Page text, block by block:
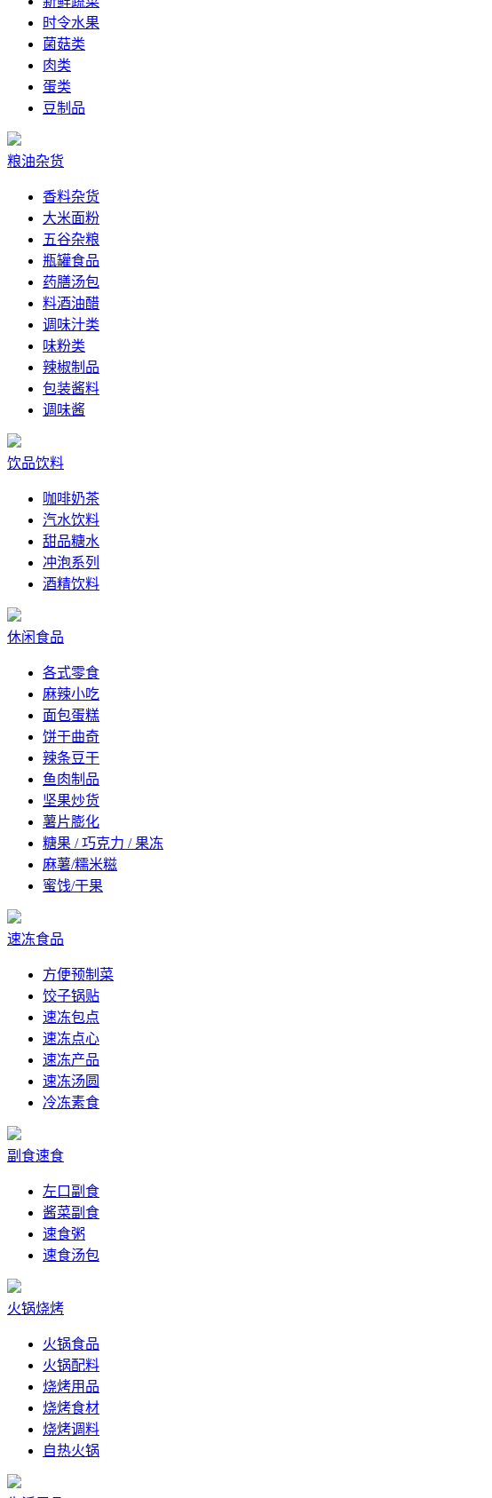
时令水果
菌菇类
肉类
蛋类
豆制品
粮油杂货
香料杂货
大米面粉
五谷杂粮
瓶罐食品
药膳汤包
料酒油醋
调味汁类
味粉类
辣椒制品
包装酱料
调味酱
饮品饮料
咖啡奶茶
汽水饮料
甜品糖水
冲泡系列
酒精饮料
休闲食品
各式零食
麻辣小吃
面包蛋糕
饼干曲奇
辣条豆干
鱼肉制品
坚果炒货
薯片膨化
糖果 / 巧克力 / 果冻
麻薯/糯米糍
蜜饯/干果
速冻食品
方便预制菜
饺子锅贴
速冻包点
速冻点心
速冻产品
速冻汤圆
冷冻素食
副食速食
左口副食
酱菜副食
速食粥
速食汤包
火锅烧烤
火锅食品
火锅配料
烧烤用品
烧烤食材
烧烤调料
自热火锅